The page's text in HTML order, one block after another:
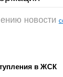
новости
в ЖСК